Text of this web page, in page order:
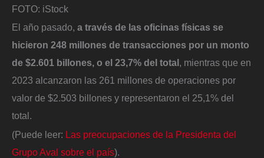
FOTO: iStock
El año pasado, a través de las oficinas físicas se
hicieron 248 millones de transacciones por un monto
de $2.601 billones, o el 23,7% del total, mientras que en
2023 alcanzaron las 261 millones de operaciones por
valor de $2.503 billones y representaron el 25,1% del
total.
(Puede leer: Las preocupaciones de la Presidenta del
Grupo Aval sobre el país).